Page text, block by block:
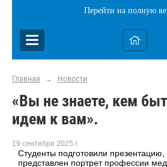
Перейти на полную
Главная → Новости
«Вы не знаете, кем
идем к вам».
19 сентября 2025 г.
Студенты подготовили
представлен портрет профессии